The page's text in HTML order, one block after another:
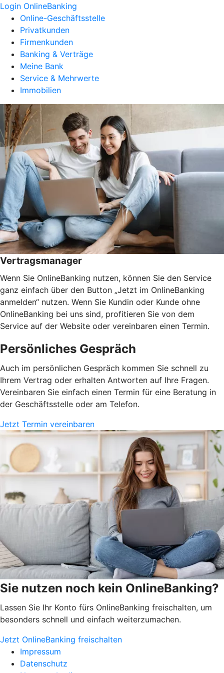
Login OnlineBanking
Online-Geschäftsstelle
Privatkunden
Firmenkunden
Banking & Verträge
Meine Bank
Service & Mehrwerte
Immobilien
Vertragsmanager
Wenn Sie OnlineBanking nutzen, können Sie den Service
ganz einfach über den Button „Jetzt im OnlineBanking
anmelden“ nutzen. Wenn Sie Kundin oder Kunde ohne
OnlineBanking bei uns sind, profitieren Sie von dem
Service auf der Website oder vereinbaren einen Termin.
Persönliches Gespräch
Auch im persönlichen Gespräch kommen Sie schnell zu
Ihrem Vertrag oder erhalten Antworten auf Ihre Fragen.
Vereinbaren Sie einfach einen Termin für eine Beratung in
der Geschäftsstelle oder am Telefon.
Jetzt Termin vereinbaren
Sie nutzen noch kein OnlineBanking?
Lassen Sie Ihr Konto fürs OnlineBanking freischalten, um
besonders schnell und einfach weiterzumachen.
Jetzt OnlineBanking freischalten
Impressum
Datenschutz